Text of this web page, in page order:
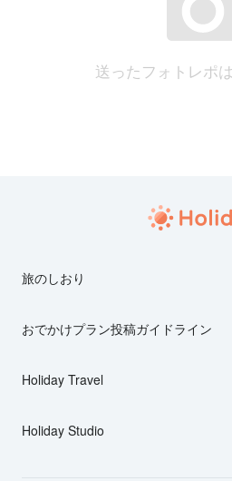
送ったフォトレポ
旅のしおり
おでかけプラン投稿ガイドライン
Holiday Travel
Holiday Studio